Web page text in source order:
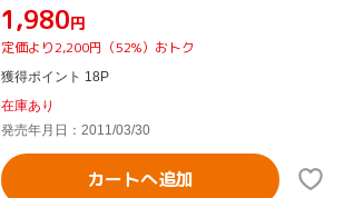
¥1,980円
定価より2,200円（52%）おトク
獲得ポイント 18P
在庫あり
発売年月日：2011/03/30
カートへ追加